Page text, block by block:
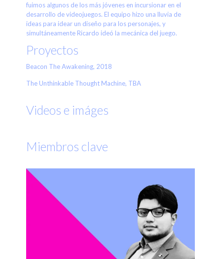
fuimos algunos de los más jóvenes en incursionar en el
desarrollo de videojuegos. El equipo hizo una lluvia de
ideas para idear un diseño para los personajes, y
simultáneamente Ricardo ideó la mecánica del juego.
Proyectos
Beacon The Awakening, 2018
The Unthinkable Thought Machine, TBA
Videos e imáges
Miembros clave